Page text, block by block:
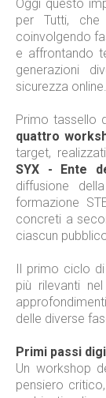
Oggi questo
per Tutti, che
coinvolgendo
e affrontando
generazioni
sicurezza online.
Primo tassello
quattro
target,
SYX - Ente
diffusione
formazione
concreti a
ciascun
Il primo ciclo
più rilevanti
delle diverse
Primi passi
Un workshop
pensiero